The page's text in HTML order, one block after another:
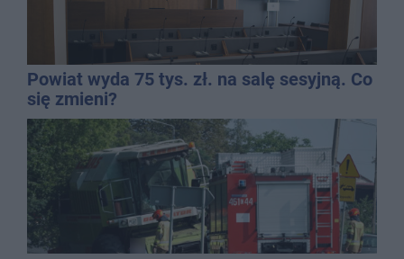
Powiat wyda 75 tys. zł. na salę sesyjną. Co
się zmieni?